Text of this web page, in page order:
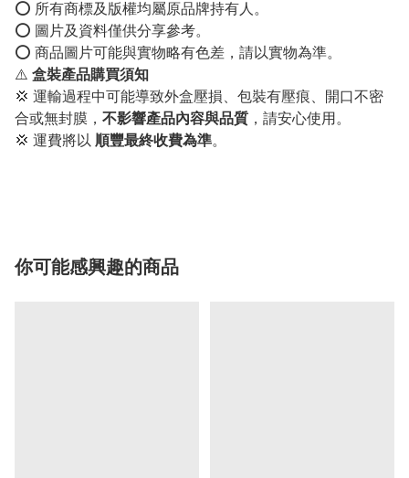
⭕️ 所有商標及版權均屬原品牌持有人。
⭕️ 圖片及資料僅供分享參考。
⭕️ 商品圖片可能與實物略有色差，請以實物為準。
⚠️ 盒裝產品購買須知
💢 運輸過程中可能導致外盒壓損、包裝有壓痕、開口不密
合或無封膜， 不影響產品內容與品質 ，請安心使用。
💢 運費將以 順豐最終收費為準。
你可能感興趣的商品